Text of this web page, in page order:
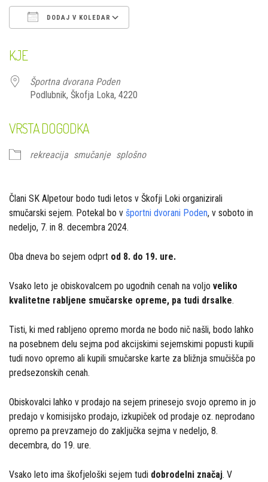
DODAJ V KOLEDAR
KJE
Športna dvorana Poden
Podlubnik, Škofja Loka, 4220
VRSTA DOGODKA
rekreacija smučanje splošno
Člani SK Alpetour bodo tudi letos v Škofji Loki organizirali
smučarski sejem. Potekal bo v športni dvorani Poden, v soboto in
nedeljo, 7. in 8. decembra 2024.
Oba dneva bo sejem odprt od 8. do 19. ure.
Vsako leto je obiskovalcem po ugodnih cenah na voljo veliko
kvalitetne rabljene smučarske opreme, pa tudi drsalke.
Tisti, ki med rabljeno opremo morda ne bodo nič našli, bodo lahko
na posebnem delu sejma pod akcijskimi sejemskimi popusti kupili
tudi novo opremo ali kupili smučarske karte za bližnja smučišča po
predsezonskih cenah.
Obiskovalci lahko v prodajo na sejem prinesejo svojo opremo in jo
predajo v komisijsko prodajo, izkupiček od prodaje oz. neprodano
opremo pa prevzamejo do zaključka sejma v nedeljo, 8.
decembra, do 19. ure.
Vsako leto ima škofjeloški sejem tudi dobrodelni značaj. V